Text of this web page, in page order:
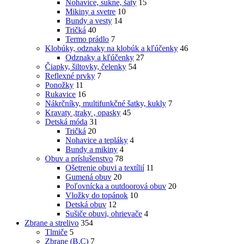
Nohavice, sukne, šaty 15
Mikiny a svetre 10
Bundy a vesty 14
Tričká 40
Termo prádlo 7
Klobúky, odznaky na klobúk a kľúčenky 46
Odznaky a kľúčenky 27
Čiapky, šiltovky, čelenky 54
Reflexné prvky 7
Ponožky 11
Rukavice 16
Nákrčníky, multifunkčné šatky, kukly 7
Kravaty ,traky , opasky 45
Detská móda 31
Tričká 20
Nohavice a tepláky 4
Bundy a mikiny 4
Obuv a príslušenstvo 78
Ošetrenie obuvi a textílií 11
Gumená obuv 20
Poľovnícka a outdoorová obuv 20
Vložky do topánok 10
Detská obuv 12
Sušiče obuvi, ohrievače 4
Zbrane a strelivo 354
Tlmiče 5
Zbrane (B,C) 7